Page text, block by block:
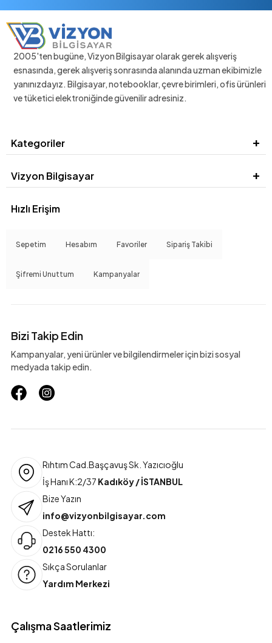
2005'ten bugüne, Vizyon Bilgisayar olarak gerek alışveriş
esnasında, gerek alışveriş sonrasında alanında uzman ekibimizle
yanınızdayız. Bilgisayar, notebooklar, çevre birimleri, ofis ürünleri
ve tüketici elektroniğinde güvenilir adresiniz.
Kategoriler
Vizyon Bilgisayar
Hızlı Erişim
Sepetim Hesabım Favoriler Sipariş Takibi
Şifremi Unuttum Kampanyalar
Bizi Takip Edin
Kampanyalar, yeni ürünler ve bilgilendirmeler için bizi sosyal
medyada takip edin.
Rıhtım Cad.Başçavuş Sk. Yazıcıoğlu
İş Hanı K:2/37 Kadıköy / İSTANBUL
Bize Yazın
info@vizyonbilgisayar.com
Destek Hattı:
0216 550 4300
Sıkça Sorulanlar
Yardım Merkezi
Çalışma Saatlerimiz